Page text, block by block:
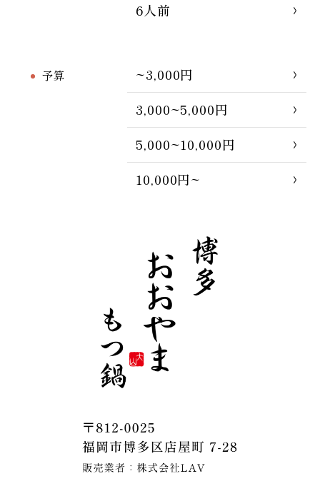
6人前
予算
~3,000円
3,000~5,000円
5,000~10,000円
10,000円~